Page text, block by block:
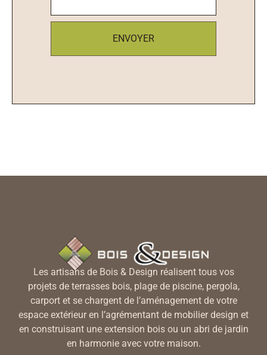
ENVOYER
Les artisans de Bois & Design réalisent tous vos
projets de terrasses bois, plage de piscine, pergola,
carport et se chargent de l’aménagement de votre
espace extérieur en l’agrémentant de mobilier design et
en construisant une extension bois ou un abri de jardin
en harmonie avec votre maison.